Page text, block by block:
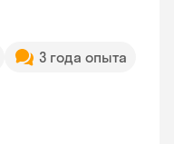
3 года опыта